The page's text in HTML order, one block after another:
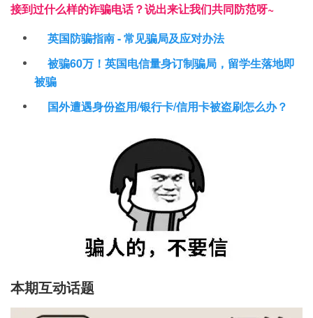
接到过什么样的诈骗电话？说出来让我们共同防范呀~
英国防骗指南 - 常见骗局及应对办法
被骗60万！英国电信量身订制骗局，留学生落地即
被骗
国外遭遇身份盗用/银行卡/信用卡被盗刷怎么办？
本期互动话题